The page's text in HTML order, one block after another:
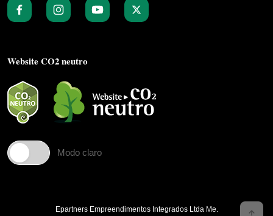
Website CO2 neutro
Modo claro
Epartners Empreendimentos Integrados Ltda Me.